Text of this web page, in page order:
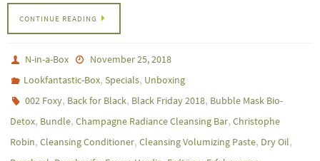
CONTINUE READING
N-in-a-Box
November 25, 2018
Lookfantastic-Box,Specials, Unboxing
002 Foxy, Back for Black, Black Friday 2018, Bubble Mask Bio-
Detox, Bundle, Champagne Radiance Cleansing Bar, Christophe
Robin, Cleansing Conditioner, Cleansing Volumizing Paste, Dry Oil,